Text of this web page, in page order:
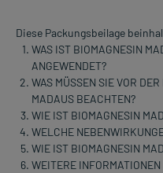
Diese Packungsbeilage
WAS IST BIOMAGNESIN
ANGEWENDET?
WAS MÜSSEN SIE VOR
MADAUS BEACHTEN?
WIE IST BIOMAGNESIN
WELCHE
WIE IST BIOMAGNESIN
WEITERE INFORMATIONEN